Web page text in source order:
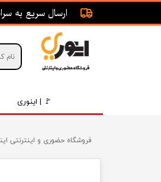
🚩 | اینوری
ارسال سریع به
فروشگاه حضوری و اینترنتی